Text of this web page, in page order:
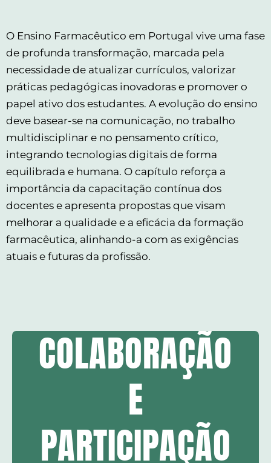
O Ensino Farmacêutico em Portugal vive uma fase
de profunda transformação, marcada pela
necessidade de atualizar currículos, valorizar
práticas pedagógicas inovadoras e promover o
papel ativo dos estudantes. A evolução do ensino
deve basear-se na comunicação, no trabalho
multidisciplinar e no pensamento crítico,
integrando tecnologias digitais de forma
equilibrada e humana. O capítulo reforça a
importância da capacitação contínua dos
docentes e apresenta propostas que visam
melhorar a qualidade e a eficácia da formação
farmacêutica, alinhando-a com as exigências
atuais e futuras da profissão.
COLABORAÇÃO
E
PARTICIPAÇÃO